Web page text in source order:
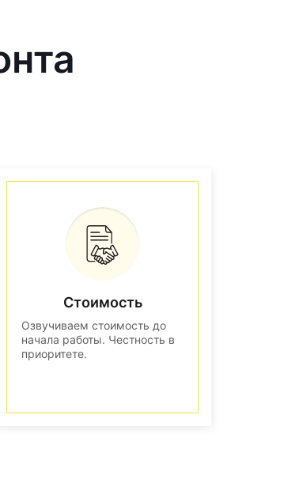
Стоимость
Озвучиваем стоимость до
начала работы. Честность в
приоритете.